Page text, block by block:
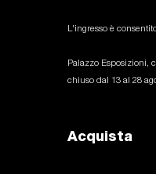
L'ingresso è
Palazzo Esposizioni,
chiuso dal 13 al 28
Acquista